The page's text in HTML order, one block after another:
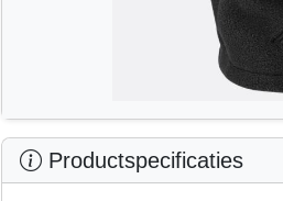
Productspecificaties